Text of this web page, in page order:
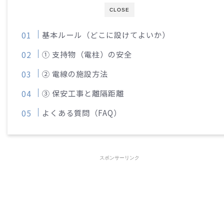
CLOSE
基本ルール（どこに設けてよいか）
① 支持物（電柱）の安全
② 電線の施設方法
③ 保安工事と離隔距離
よくある質問（FAQ）
スポンサーリンク